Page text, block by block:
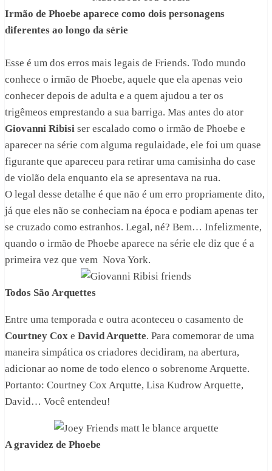
Irmão de Phoebe aparece como dois personagens
diferentes ao longo da série
Esse é um dos erros mais legais de Friends. Todo mundo
conhece o irmão de Phoebe, aquele que ela apenas veio
conhecer depois de adulta e a quem ajudou a ter os
trigêmeos emprestando a sua barriga. Mas antes do ator
Giovanni Ribisi ser escalado como o irmão de Phoebe e
aparecer na série com alguma regulaidade, ele foi um quase
figurante que apareceu para retirar uma camisinha do case
de violão dela enquanto ela se apresentava na rua.
O legal desse detalhe é que não é um erro propriamente dito,
já que eles não se conheciam na época e podiam apenas ter
se cruzado como estranhos. Legal, né? Bem… Infelizmente,
quando o irmão de Phoebe aparece na série ele diz que é a
primeira vez que vem Nova York.
Todos São Arquettes
Entre uma temporada e outra aconteceu o casamento de
Courtney Cox e David Arquette. Para comemorar de uma
maneira simpática os criadores decidiram, na abertura,
adicionar ao nome de todo elenco o sobrenome Arquette.
Portanto: Courtney Cox Arqutte, Lisa Kudrow Arquette,
David… Você entendeu!
A gravidez de Phoebe